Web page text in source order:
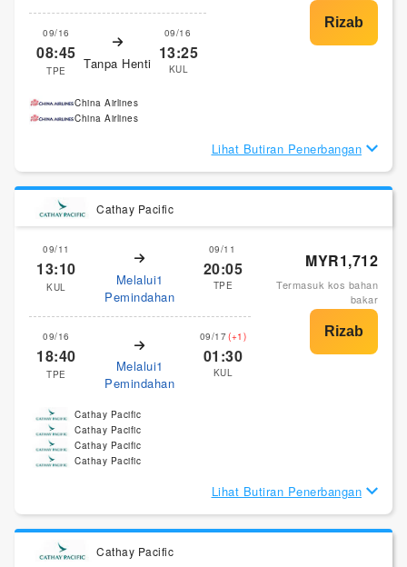
09/16
08:45
TPE Tanpa Henti
09/16
13:25
KUL
China Airlines
China Airlines
Lihat Butiran Penerbangan
Cathay Pacific
09/11
13:10
KUL
Melalui1
Pemindahan
09/11
20:05
TPE
09/16
18:40
TPE
Melalui1
Pemindahan
09/17(+1)
01:30
KUL
MYR1,712
Termasuk kos bahan
bakar
Cathay Pacific
Cathay Pacific
Cathay Pacific
Cathay Pacific
Lihat Butiran Penerbangan
Cathay Pacific